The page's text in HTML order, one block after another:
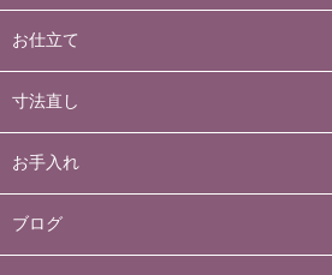
お仕立て
寸法直し
お手入れ
ブログ